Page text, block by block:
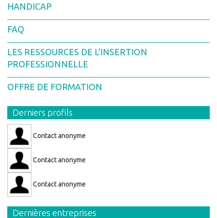
HANDICAP
FAQ
LES RESSOURCES DE L'INSERTION
PROFESSIONNELLE
OFFRE DE FORMATION
Derniers profils
Contact anonyme
Contact anonyme
Contact anonyme
Dernières entreprises